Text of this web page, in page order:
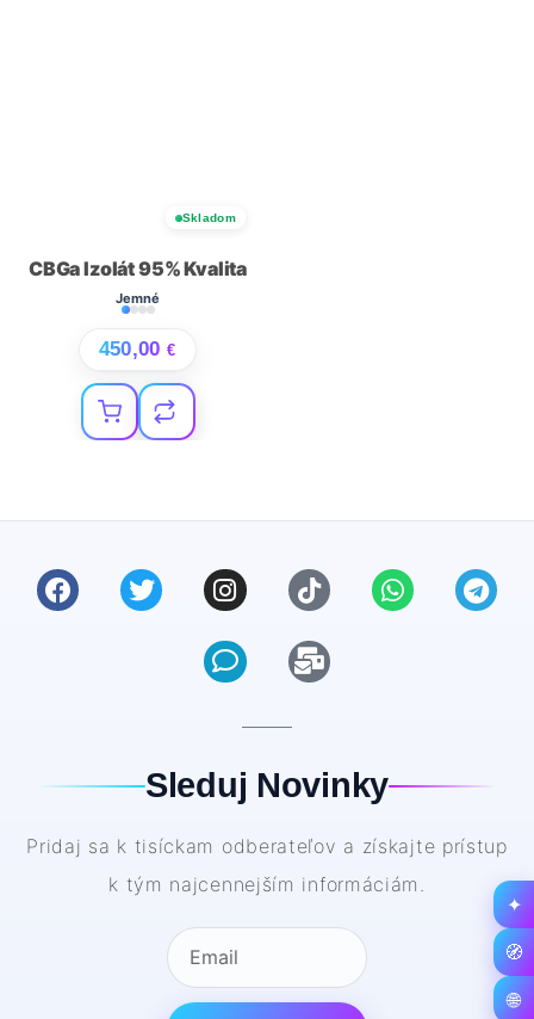
Skladom
CBGa Izolát 95% Kvalita
Jemné
450,00 €
Sleduj Novinky
Pridaj sa k tisíckam odberateľov a získajte prístup
k tým najcennejším informáciám.
✦
🧭
🌐